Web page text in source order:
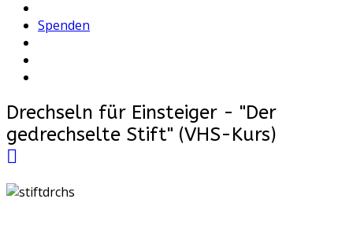
Spenden
Drechseln für Einsteiger - "Der
gedrechselte Stift" (VHS-Kurs)